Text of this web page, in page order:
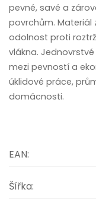
pevné, savé a
povrchům. Materiál
odolnost proti
vlákna.
mezi pevností a
úklidové práce,
domácnosti.
EAN:
Šířka: